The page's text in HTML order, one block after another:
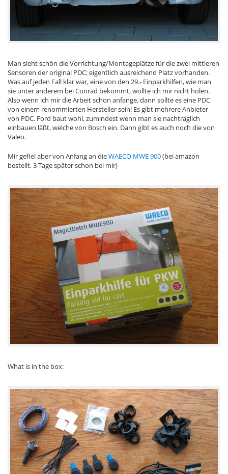
Man sieht schön die Vorrichtung/Montageplätze für die zwei mittleren
Sensoren der original PDC; eigentlich ausreichend Platz vorhanden.
Was auf jeden Fall klar war, eine von den 29.- Einparkhilfen, wie man
sie unter anderem bei Conrad bekommt, wollte ich mir nicht holen.
Also wenn ich mir die Arbeit schon anfange, dann sollte es eine PDC
von einem renommierten Hersteller sein! Es gibt mehrere Anbieter
von PDC. Ford baut wohl, zumindest wenn man sie nachträglich
einbauen läßt, welche von Bosch ein. Dann gibt es auch noch die von
Valeo.
Mir gefiel aber von Anfang an dieWAECO MWE 900(bei amazon
bestellt, 3 Tage später schon bei mir)
What is in the box: